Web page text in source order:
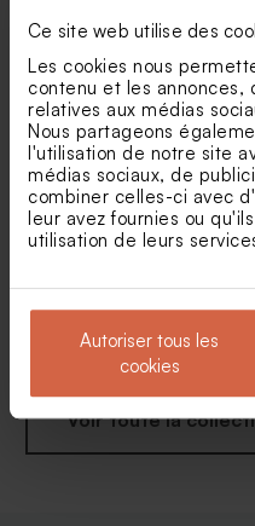
Ce site web utilise des
Les cookies nous
contenu et les annonces,
relatives aux médias
Nous partageons
l'utilisation de notre site
médias sociaux, de
combiner celles-ci avec
leur avez fournies ou
utilisation de leurs
Autoriser tous les
cookies
Contenant dragées baptême
tissu rose poudré
calque petits papillons
Faire part naissance liberty
Voir toute la